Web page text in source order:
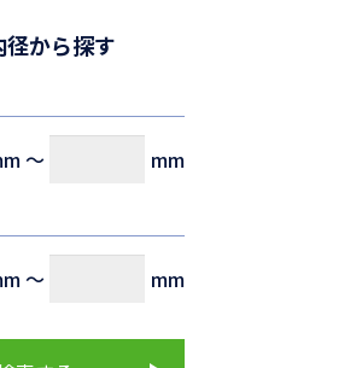
径から探す
～
mm
～ mm